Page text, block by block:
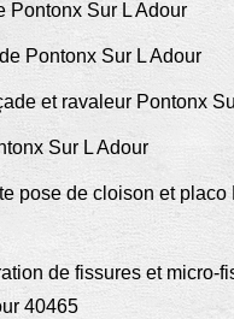
Pontonx Sur L Adour
Pontonx Sur L Adour
et ravaleur Pontonx
Sur L Adour
pose de cloison et placo
de fissures et micro-
40465